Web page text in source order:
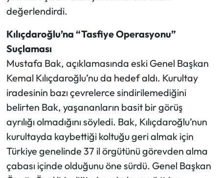
değerlendirdi.
Kılıçdaroğlu’na “Tasfiye Operasyonu”
Suçlaması
Mustafa Bak, açıklamasında eski Genel Başkan
Kemal Kılıçdaroğlu’nu da hedef aldı. Kurultay
iradesinin bazı çevrelerce sindirilemediğini
belirten Bak, yaşananların basit bir görüş
ayrılığı olmadığını söyledi. Bak, Kılıçdaroğlu’nun
kurultayda kaybettiği koltuğu geri almak için
Türkiye genelinde 37 il örgütünü görevden alma
çabası içinde olduğunu öne sürdü. Genel Başkan